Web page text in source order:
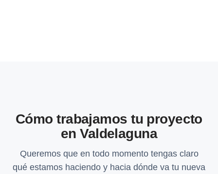
Cómo trabajamos tu proyecto
en Valdelaguna
Queremos que en todo momento tengas claro
qué estamos haciendo y hacia dónde va tu nueva